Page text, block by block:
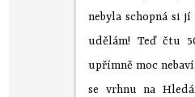
nebyla schopná si
udělám! Teď čtu
upřímně moc
se vrhnu na